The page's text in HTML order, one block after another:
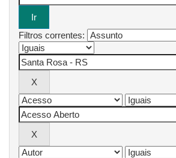
Filtros correntes: